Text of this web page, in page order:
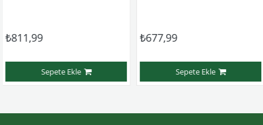
Sepete Ekle
₺677,99
Sepete Ekle